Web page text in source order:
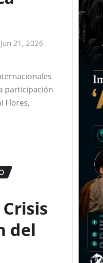
Jun 21, 2026
participación
Flores,
del